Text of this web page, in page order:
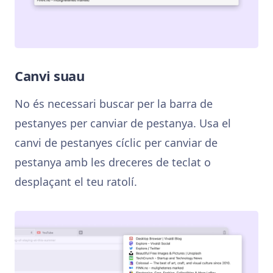
Canvi suau
No és necessari buscar per la barra de
pestanyes per canviar de pestanya. Usa el
canvi de pestanyes cíclic per canviar de
pestanya amb les dreceres de teclat o
desplaçant el teu ratolí.